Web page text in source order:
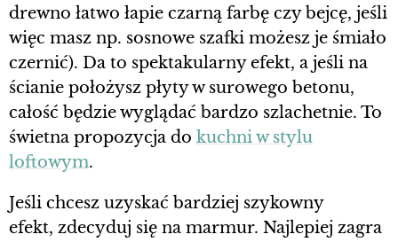
drewno łatwo łapie czarną farbę czy bejcę, jeśli
więc masz np. sosnowe szafki możesz je śmiało
czernić). Da to spektakularny efekt, a jeśli na
ścianie położysz płyty w surowego betonu,
całość będzie wyglądać bardzo szlachetnie. To
świetna propozycja do kuchni w stylu
loftowym.
Jeśli chcesz uzyskać bardziej szykowny
efekt, zdecyduj się na marmur. Najlepiej zagra